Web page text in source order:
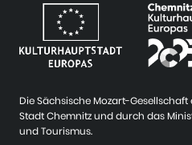
Die Sächsische Mozart-
Stadt Chemnitz und durch das
und Tourismus.